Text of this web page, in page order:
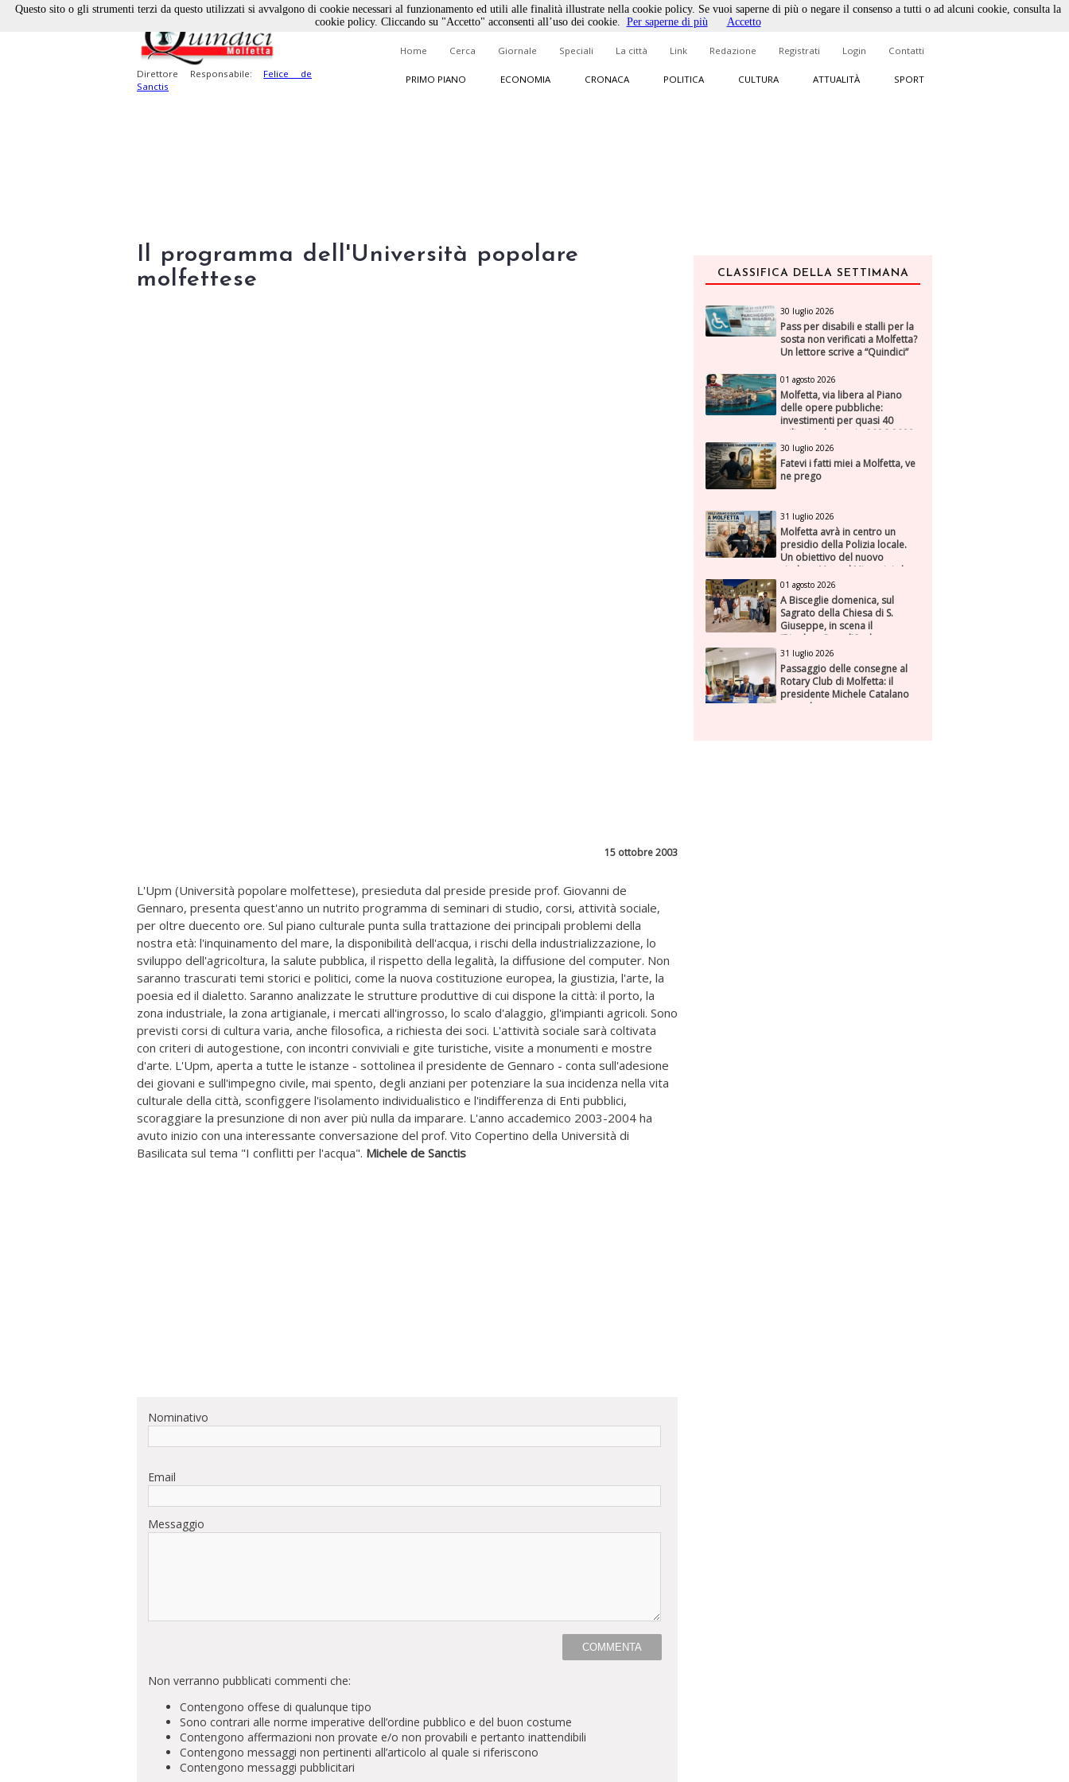
Direttore Responsabile: Felice de
Sanctis
Home Cerca Giornale Speciali La città Link Redazione Registrati Login Contatti
PRIMO PIANO ECONOMIA CRONACA POLITICA CULTURA ATTUALITÀ SPORT
Il programma dell'Università popolare
molfettese
15 ottobre 2003
L'Upm (Università popolare molfettese), presieduta dal preside preside prof. Giovanni de
Gennaro, presenta quest'anno un nutrito programma di seminari di studio, corsi, attività sociale,
per oltre duecento ore. Sul piano culturale punta sulla trattazione dei principali problemi della
nostra età: l'inquinamento del mare, la disponibilità dell'acqua, i rischi della industrializzazione, lo
sviluppo dell'agricoltura, la salute pubblica, il rispetto della legalità, la diffusione del computer. Non
saranno trascurati temi storici e politici, come la nuova costituzione europea, la giustizia, l'arte, la
poesia ed il dialetto. Saranno analizzate le strutture produttive di cui dispone la città: il porto, la
zona industriale, la zona artigianale, i mercati all'ingrosso, lo scalo d'alaggio, gl'impianti agricoli. Sono
previsti corsi di cultura varia, anche filosofica, a richiesta dei soci. L'attività sociale sarà coltivata
con criteri di autogestione, con incontri conviviali e gite turistiche, visite a monumenti e mostre
d'arte. L'Upm, aperta a tutte le istanze - sottolinea il presidente de Gennaro - conta sull'adesione
dei giovani e sull'impegno civile, mai spento, degli anziani per potenziare la sua incidenza nella vita
culturale della città, sconfiggere l'isolamento individualistico e l'indifferenza di Enti pubblici,
scoraggiare la presunzione di non aver più nulla da imparare. L'anno accademico 2003-2004 ha
avuto inizio con una interessante conversazione del prof. Vito Copertino della Università di
Basilicata sul tema "I conflitti per l'acqua". Michele de Sanctis
Nominativo
Email
Messaggio
Non verranno pubblicati commenti che:
Contengono offese di qualunque tipo
Sono contrari alle norme imperative dell’ordine pubblico e del buon costume
Contengono affermazioni non provate e/o non provabili e pertanto inattendibili
Contengono messaggi non pertinenti all’articolo al quale si riferiscono
Contengono messaggi pubblicitari
CLASSIFICA DELLA SETTIMANA
30 luglio 2026
Pass per disabili e stalli per la
sosta non verificati a Molfetta?
Un lettore scrive a “Quindici”
01 agosto 2026
Molfetta, via libera al Piano
delle opere pubbliche:
investimenti per quasi 40
milioni nel triennio 2026-2028
30 luglio 2026
Fatevi i fatti miei a Molfetta, ve
ne prego
31 luglio 2026
Molfetta avrà in centro un
presidio della Polizia locale.
Un obiettivo del nuovo
sindaco Manuel Minervini che
diviene realtà, con la speranza
di maggiore efficienza e
presenza sul territorio
01 agosto 2026
A Bisceglie domenica, sul
Sagrato della Chiesa di S.
Giuseppe, in scena il
“Rigoletto” con l’Orchestra
Sinfonica Federiciana
31 luglio 2026
Passaggio delle consegne al
Rotary Club di Molfetta: il
presidente Michele Catalano
succede a se stesso
Questo sito o gli strumenti terzi da questo utilizzati si avvalgono di cookie necessari al funzionamento ed utili alle finalità illustrate nella cookie policy. Se vuoi saperne di più o negare il consenso a tutti o ad alcuni cookie, consulta la
cookie policy. Cliccando su "Accetto" acconsenti all’uso dei cookie. Per saperne di più Accetto